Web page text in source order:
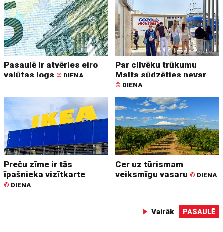
Pasaulē ir atvēries eiro
valūtas logs © DIENA
Par cilvēku trūkumu
Malta sūdzēties nevar
© DIENA
Preču zīme ir tās
īpašnieka vizītkarte
© DIENA
Cer uz tūrismam
veiksmīgu vasaru © DIENA
Vairāk PASAULĒ